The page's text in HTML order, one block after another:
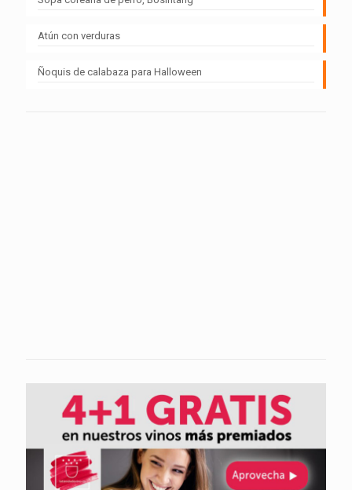
Atún con verduras
Ñoquis de calabaza para Halloween